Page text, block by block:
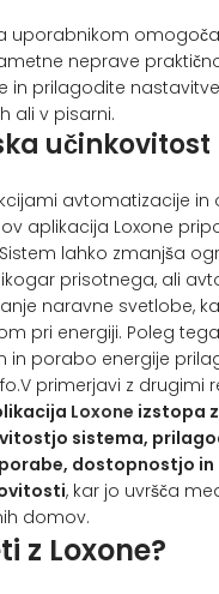
uporabnikom
neprave
in prilagodite
ali v pisarni.
učinkovitost
avtomatizacije in
aplikacija Loxone
lahko zmanjša
prisotnega, ali
naravne svetlobe,
pri energiji. Poleg
in porabo energije
primerjavi z drugimi
Loxone izstopa
sistema,
dostopnostjo in
, kar jo uvršča
domov.
z Loxone?